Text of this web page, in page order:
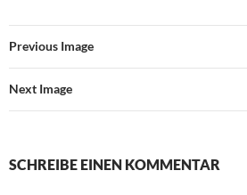
Previous Image
Next Image
SCHREIBE EINEN KOMMENTAR